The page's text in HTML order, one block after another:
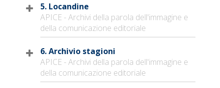
5. Locandine
APICE - Archivi della parola dell'immagine e
della comunicazione editoriale
6. Archivio stagioni
APICE - Archivi della parola dell'immagine e
della comunicazione editoriale